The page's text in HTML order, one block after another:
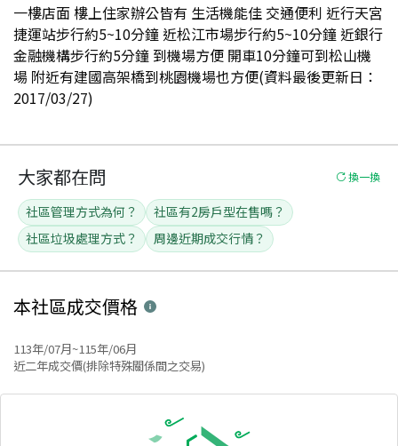
一樓店面 樓上住家辦公皆有 生活機能佳 交通便利 近行天宮
捷運站步行約5~10分鐘 近松江市場步行約5~10分鐘 近銀行
金融機構步行約5分鐘 到機場方便 開車10分鐘可到松山機
場 附近有建國高架橋到桃園機場也方便(資料最後更新日：
2017/03/27)
大家都在問 換一換
社區管理方式為何？
社區有2房戶型在售嗎？
社區垃圾處理方式？
周邊近期成交行情？
本社區成交價格
113年/07月~115年/06月
近二年成交價(排除特殊關係間之交易)